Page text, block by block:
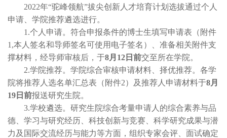
2022年“驼峰领航”拔尖创新人才培育计划选拔通过个人
申请、学院推荐遴选进行。
1.个人申请。符合申报条件的博士生填写申请表（附件
1,本人签名和导师签名可使用电子签名）、准备相关附件支
撑材料，经导师审核后，于8月12日前交至所在学院。
2.学院推荐。学院综合审核申请材料、择优推荐。各学
院将推荐人选名单汇总表（附件2）及推荐人申请材料于8月
19日前报送研究生院。
3.学校遴选。研究生院综合考量申请人的综合素养与品
德、学习与研究经历、科技创新与竞赛、科学研究成果与潜
力及国际交流经历与能力等方面，组织专家会评、面试确定